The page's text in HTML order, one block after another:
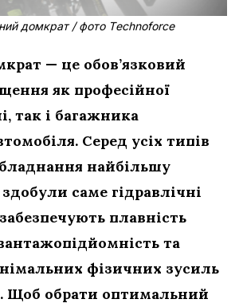
домкрат / фото Тechnoforce
— це обов’язковий
як професійної
так і багажника
Серед усіх типів
найбільшу
саме гідравлічні
плавність
та
фізичних зусиль
Щоб обрати оптимальний